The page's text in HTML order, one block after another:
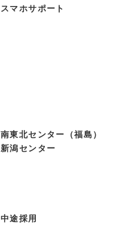
スマホサポート
南東北センター（福島）
新潟センター
中途採用